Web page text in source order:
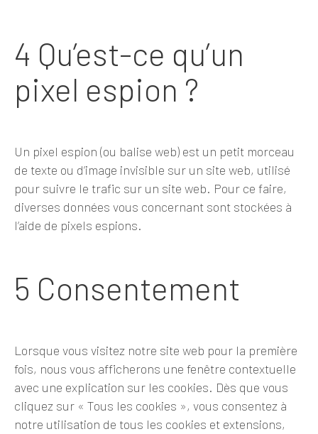
4 Qu’est-ce qu’un
pixel espion ?
Un pixel espion (ou balise web) est un petit morceau
de texte ou d’image invisible sur un site web, utilisé
pour suivre le trafic sur un site web. Pour ce faire,
diverses données vous concernant sont stockées à
l’aide de pixels espions.
5 Consentement
Lorsque vous visitez notre site web pour la première
fois, nous vous afficherons une fenêtre contextuelle
avec une explication sur les cookies. Dès que vous
cliquez sur « Tous les cookies », vous consentez à
notre utilisation de tous les cookies et extensions,